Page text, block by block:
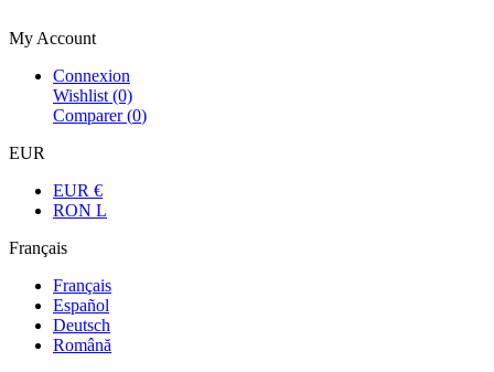
My Account
Connexion
Wishlist (0)
Comparer (0)
EUR
EUR €
RON L
Français
Français
Español
Deutsch
Română